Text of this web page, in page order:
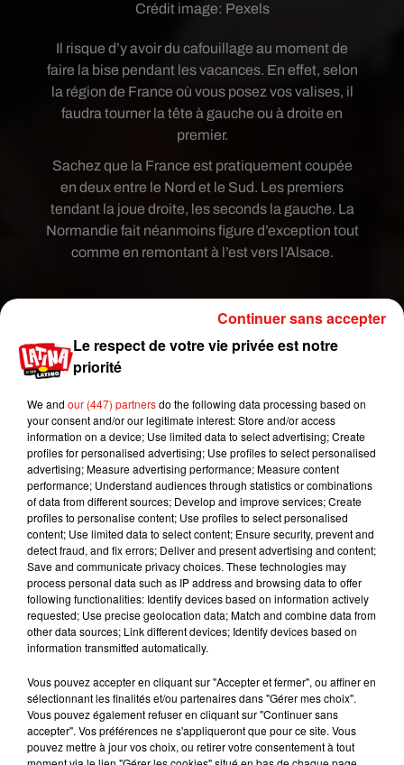
Publié : 8 juillet 2019 à 10h35 par MT
Crédit image: Pexels
Il risque d’y avoir du cafouillage au moment de
faire la bise pendant les vacances. En effet, selon
la région de France où vous posez vos valises, il
faudra tourner la tête à gauche ou à droite en
premier.
Sachez que la France est pratiquement coupée
en deux entre le Nord et le Sud. Les premiers
tendant la joue droite, les seconds la gauche. La
Normandie fait néanmoins figure d’exception tout
comme en remontant à l’est vers l’Alsace.
�x�‍❤️‍�x9‍�xÈx9la joue qu’on tend
#dimanchelinguistique
— Mathieu Avanzi (@MathieuAvanzi)June 2,
2019
L’enquête a été menée par le blogFrançais de nos
régions. 12 000 internautes ont été sondés. À
noter qu’au-delà de la joue à tendre en premier,
selon les régions on peut aussi faire jusqu’à 4
bisous pour se dire bonjour !
Mundo Latino
Fuego entre en éruption
Benny Blanco invite Selena
Le respect de votre vie privée est notre
priorité
We and our (447) partnersdo the following data processing based on
your consent and/or our legitimate interest: Store and/or access
information on a device; Use limited data to select advertising; Create
profiles for personalised advertising; Use profiles to select personalised
advertising; Measure advertising performance; Measure content
performance; Understand audiences through statistics or combinations
of data from different sources; Develop and improve services; Create
profiles to personalise content; Use profiles to select personalised
content; Use limited data to select content; Ensure security, prevent and
detect fraud, and fix errors; Deliver and present advertising and content;
Save and communicate privacy choices. These technologies may
process personal data such as IP address and browsing data to offer
following functionalities: Identify devices based on information actively
requested; Use precise geolocation data; Match and combine data from
other data sources; Link different devices; Identify devices based on
information transmitted automatically.
Vous pouvez accepter en cliquant sur "Accepter et fermer", ou affiner en
sélectionnant les finalités et/ou partenaires dans "Gérer mes choix".
Vous pouvez également refuser en cliquant sur "Continuer sans
accepter". Vos préférences ne s'appliqueront que pour ce site. Vous
pouvez mettre à jour vos choix, ou retirer votre consentement à tout
Continuer sans accepter